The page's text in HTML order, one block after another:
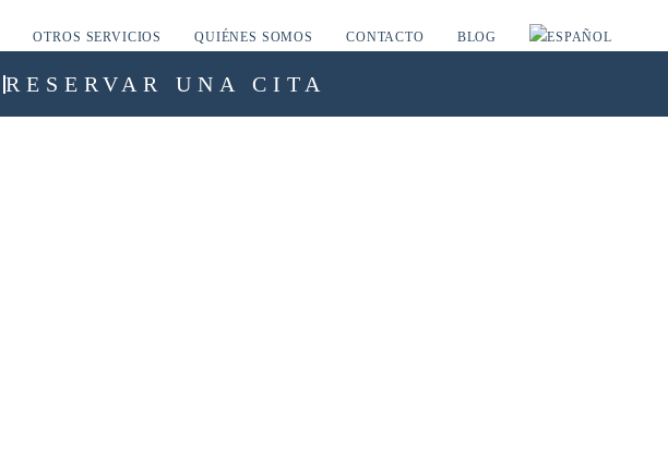
OTROS SERVICIOS QUIÉNES SOMOS CONTACTO BLOG
RESERVAR UNA CITA